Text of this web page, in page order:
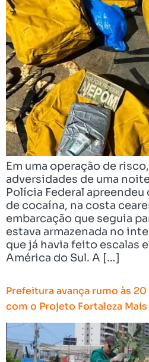
Em uma operação de
adversidades de uma
Polícia Federal
de cocaína, na costa
embarcação que seguia
estava armazenada no
que já havia feito escalas
América do Sul. A […]
Prefeitura avança rumo às
com o Projeto Fortaleza